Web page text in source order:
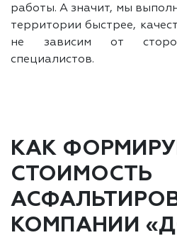
работы. А значит, мы
территории быстрее,
не зависим от
специалистов.
КАК
СТОИМОСТЬ
КОМПАНИИ